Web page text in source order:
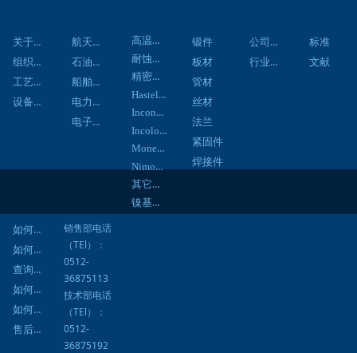
销售部电话
（TEl）：
0512-
36875113
技术部电话
（TEl）：
0512-
36875192
关于我们
组织架构
工艺流程
设备展示
航天航空
石油化工
船舶工程
电力工程
电子通信
高温合金
耐蚀合金
精密合金
Hastelloy合金
Inconel合金
Incoloy合金
Monel合金
Nimonic合金
其它合金
镍基焊材
公司新闻
行业新闻
标准
文献
如何询价
如何订购
查询进度
如何结算
如何提货
售后服务
锻件
板材
管材
丝材
法兰
紧固件
焊接件